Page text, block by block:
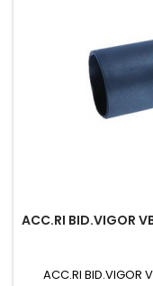
ACC.RI BID.VIGOR
ACC.RI BID.VIGOR